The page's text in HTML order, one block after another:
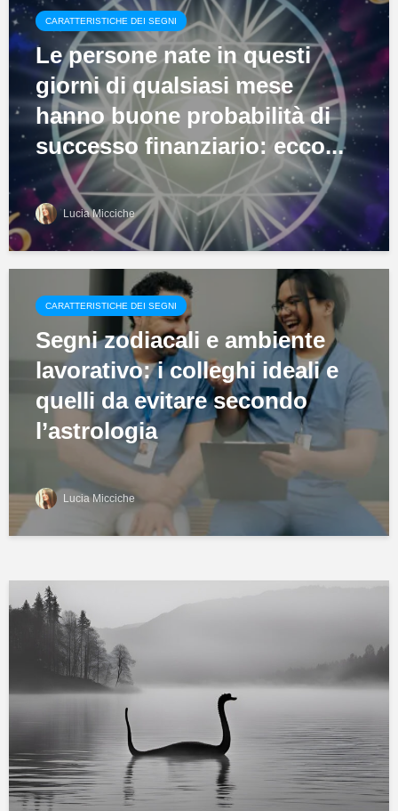
CARATTERISTICHE DEI SEGNI
Le persone nate in questi
giorni di qualsiasi mese
hanno buone probabilità di
successo finanziario: ecco...
Lucia Micciche
CARATTERISTICHE DEI SEGNI
Segni zodiacali e ambiente
lavorativo: i colleghi ideali e
quelli da evitare secondo
l’astrologia
Lucia Micciche